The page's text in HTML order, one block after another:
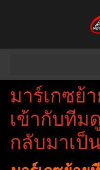
มาร์เกซย้
เข้ากับทีม
กลับมาเป็